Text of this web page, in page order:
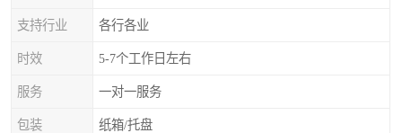
支持行业 各行各业
时效 5-7个工作日左右
服务 一对一服务
包装 纸箱/托盘